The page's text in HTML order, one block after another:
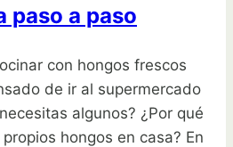
paso a paso
con hongos frescos
de ir al supermercado
algunos? ¿Por qué
hongos en casa? En